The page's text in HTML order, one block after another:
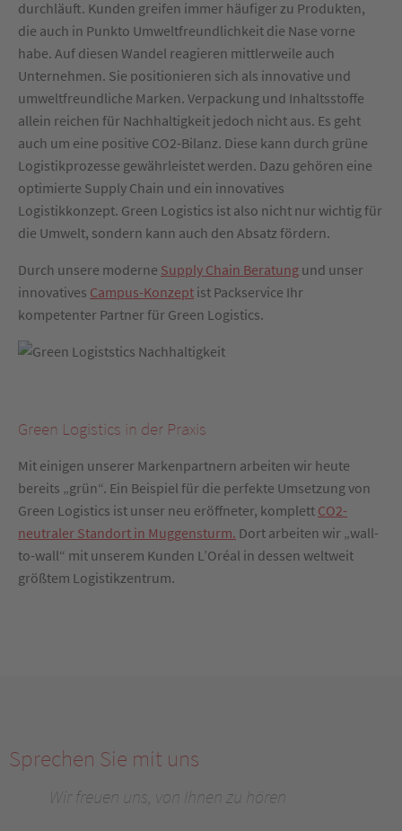
durchläuft. Kunden greifen immer häufiger zu Produkten,
die auch in Punkto Umweltfreundlichkeit die Nase vorne
habe. Auf diesen Wandel reagieren mittlerweile auch
Unternehmen. Sie positionieren sich als innovative und
umweltfreundliche Marken. Verpackung und Inhaltsstoffe
allein reichen für Nachhaltigkeit jedoch nicht aus. Es geht
auch um eine positive CO2-Bilanz. Diese kann durch grüne
Logistikprozesse gewährleistet werden. Dazu gehören eine
optimierte Supply Chain und ein innovatives
Logistikkonzept. Green Logistics ist also nicht nur wichtig für
die Umwelt, sondern kann auch den Absatz fördern.
Durch unsere moderne Supply Chain Beratung und unser
innovatives Campus-Konzept ist Packservice Ihr
kompetenter Partner für Green Logistics.
Green Logistics in der Praxis
Mit einigen unserer Markenpartnern arbeiten wir heute
bereits „grün“. Ein Beispiel für die perfekte Umsetzung von
Green Logistics ist unser neu eröffneter, komplett CO2-
neutraler Standort in Muggensturm. Dort arbeiten wir „wall-
to-wall“ mit unserem Kunden L’Oréal in dessen weltweit
größtem Logistikzentrum.
Sprechen Sie mit uns
Wir freuen uns, von Ihnen zu hören